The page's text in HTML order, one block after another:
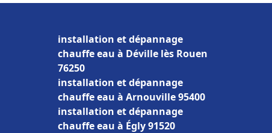
installation et dépannage
chauffe eau à Déville lès Rouen
76250
installation et dépannage
chauffe eau à Arnouville 95400
installation et dépannage
chauffe eau à Égly 91520